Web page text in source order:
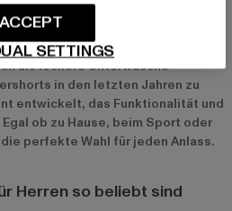
Basic in der Herrenmode.
Tragekomfort, sondern auch eine
an die Bedürfnisse des
als lockere Unterwäsche
in den letzten Jahren zu
entwickelt, das Funktionalität und
ob zu Hause, beim Sport oder
perfekte Wahl für jeden Anlass.
Herren so beliebt sind
SETTINGS
ACCEPT